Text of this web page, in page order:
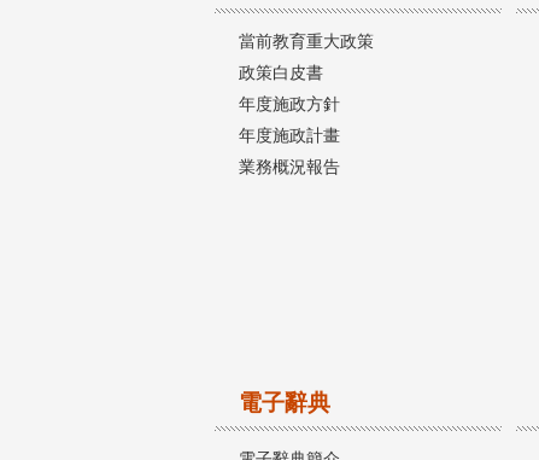
當前教育重大政策
政策白皮書
年度施政方針
年度施政計畫
業務概況報告
電子辭典